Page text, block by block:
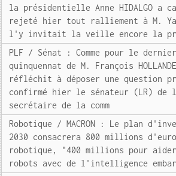
la présidentielle Anne HIDALGO a
rejeté hier tout ralliement à M.
l'y invitait la veille encore la
PLF / Sénat : Comme pour le
quinquennat de M. François
réfléchit à déposer une question
confirmé hier le sénateur (LR) de
secrétaire de la comm
Robotique / MACRON : Le plan
2030 consacrera 800 millions
robotique, "400 millions pour
robots avec de l'intelligence